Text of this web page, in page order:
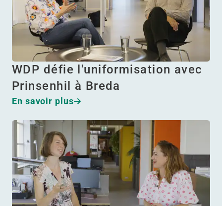
WDP défie l'uniformisation avec
Prinsenhil à Breda
En savoir plus